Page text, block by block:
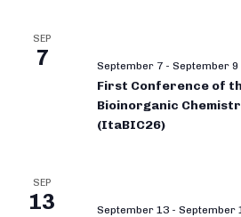
SEP
7 September 7 - September 9
First Conference of
Bioinorganic
(ItaBIC26)
SEP
13 September 13 - September